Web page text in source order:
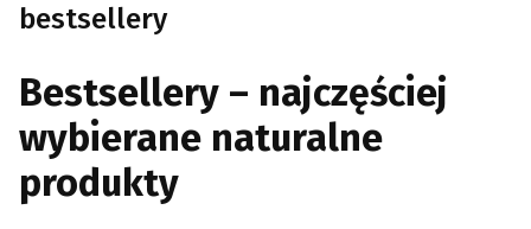
bestsellery
Bestsellery – najczęściej
wybierane naturalne
produkty